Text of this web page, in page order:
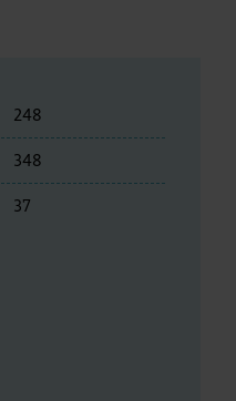
248
348
37